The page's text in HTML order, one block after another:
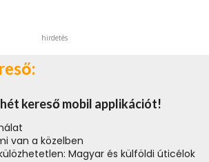
hirdetés
kereső mobil applikációt!
van a közelben
Magyar és külföldi úticélok